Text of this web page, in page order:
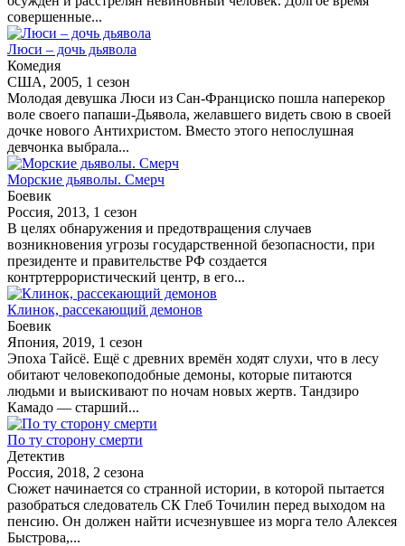
совершенные...
Люси – дочь дьявола
Комедия
США, 2005, 1 сезон
Молодая девушка Люси из Сан-Франциско пошла наперекор
воле своего папаши-Дьявола, желавшего видеть свою в своей
дочке нового Антихристом. Вместо этого непослушная
девчонка выбрала...
Морские дьяволы. Смерч
Боевик
Россия, 2013, 1 сезон
В целях обнаружения и предотвращения случаев
возникновения угрозы государственной безопасности, при
президенте и правительстве РФ создается
контртеррористический центр, в его...
Клинок, рассекающий демонов
Боевик
Япония, 2019, 1 сезон
Эпоха Тайсё. Ещё с древних времён ходят слухи, что в лесу
обитают человекоподобные демоны, которые питаются
людьми и выискивают по ночам новых жертв. Тандзиро
Камадо — старший...
По ту сторону смерти
Детектив
Россия, 2018, 2 сезона
Сюжет начинается со странной истории, в которой пытается
разобраться следователь СК Глеб Точилин перед выходом на
пенсию. Он должен найти исчезнувшее из морга тело Алексея
Быстрова,...